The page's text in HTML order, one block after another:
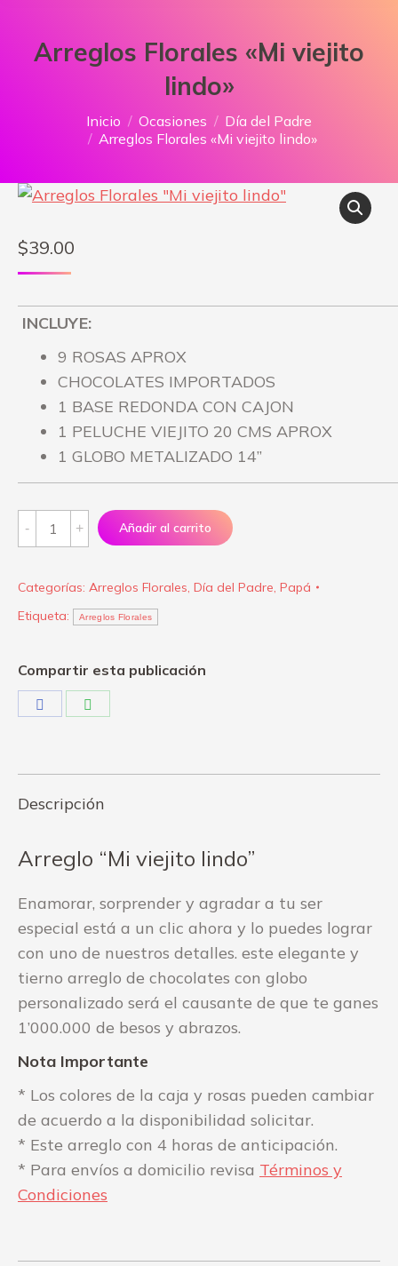
Arreglos Florales «Mi viejito
lindo»
Estás aquí:Inicio Ocasiones
Día del Padre
Arreglos Florales «Mi viejito lindo»
$39.00
INCLUYE:
9 ROSAS APROX
CHOCOLATES IMPORTADOS
1 BASE REDONDA CON CAJON
1 PELUCHE VIEJITO 20 CMS APROX
1 GLOBO METALIZADO 14”
Arreglos
Florales
viejito
lindo"
Añadir al carrito
Categorías: Arreglos Florales, Día del Padre, Papá
Etiqueta:
Arreglos Florales
Compartir esta publicación
Descripción
Arreglo “Mi viejito lindo”
Enamorar, sorprender y agradar a tu ser
especial está a un clic ahora y lo puedes lograr
con uno de nuestros detalles. este elegante y
tierno arreglo de chocolates con globo
personalizado será el causante de que te ganes
1’000.000 de besos y abrazos.
Nota Importante
* Los colores de la caja y rosas pueden cambiar
de acuerdo a la disponibilidad solicitar.
* Este arreglo con 4 horas de anticipación.
* Para envíos a domicilio revisa Términos y
Condiciones